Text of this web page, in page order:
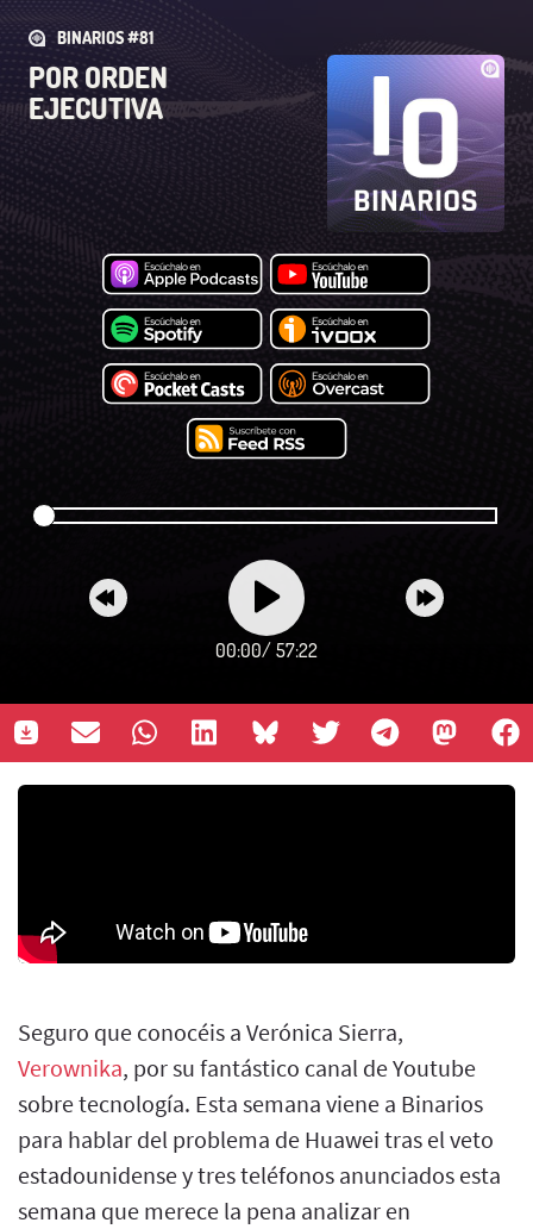
BINARIOS #81
POR ORDEN
EJECUTIVA
00:00/ 57:22
Seguro que conocéis a Verónica Sierra,
Verownika, por su fantástico canal de Youtube
sobre tecnología. Esta semana viene a Binarios
para hablar del problema de Huawei tras el veto
estadounidense y tres teléfonos anunciados esta
semana que merece la pena analizar en